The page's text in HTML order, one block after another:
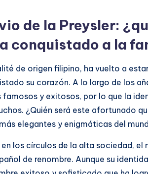
de la Preysler:
conquistado a la
de origen filipino, ha vuelto a
su corazón. A lo largo de los
y exitosos, por lo que la
¿Quién será este afortunado
elegantes y enigmáticas del
los círculos de la alta sociedad, el
de renombre. Aunque su